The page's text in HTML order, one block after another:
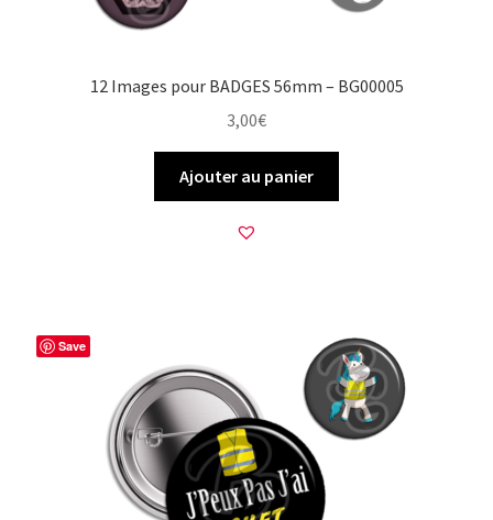
12 Images pour BADGES 56mm – BG00005
3,00€
Ajouter au panier
Save